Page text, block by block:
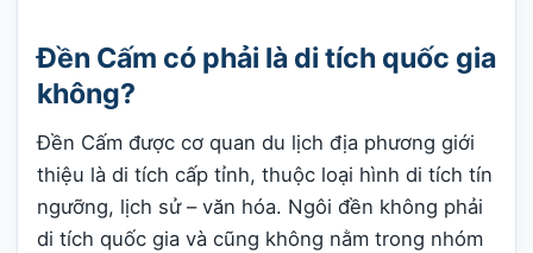
Đền Cấm có phải là di tích quốc gia
không?
Đền Cấm được cơ quan du lịch địa phương giới
thiệu là di tích cấp tỉnh, thuộc loại hình di tích tín
ngưỡng, lịch sử – văn hóa. Ngôi đền không phải
di tích quốc gia và cũng không nằm trong nhóm